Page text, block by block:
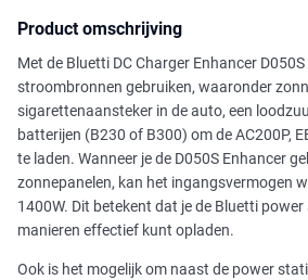
Product omschrijving
Met de Bluetti DC Charger Enhancer
stroombronnen gebruiken, waaronder
sigarettenaansteker in de auto, een
batterijen (B230 of B300) om de AC200P,
te laden. Wanneer je de D050S Enhancer
zonnepanelen, kan het ingangsvermogen
1400W. Dit betekent dat je de Bluetti
manieren effectief kunt opladen.
Ook is het mogelijk om naast de power